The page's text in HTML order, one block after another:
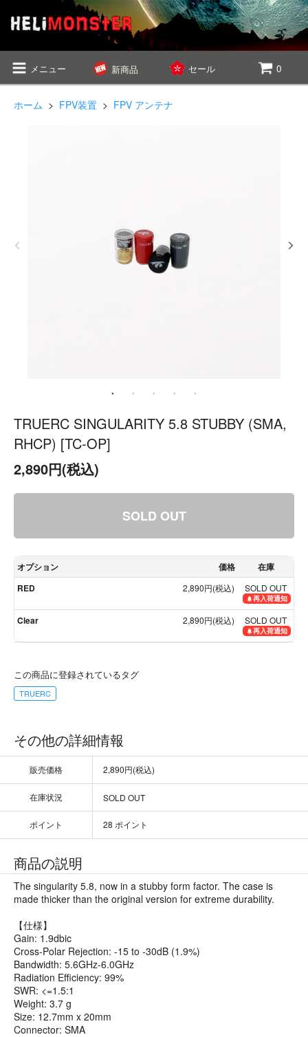
メニュー 新商品 セール 0
ホーム > FPV装置 > FPV アンテナ
TRUERC SINGULARITY 5.8 STUBBY (SMA,
RHCP) [TC-OP]
2,890円(税込)
SOLD OUT
オプション 価格
在庫
RED
2,890円(税込) SOLD OUT
再入荷通知
Clear 2,890円(税込) SOLD OUT
再入荷通知
この商品に登録されているタグ
TRUERC
その他の詳細情報
販売価格 2,890円(税込)
在庫状況 SOLD OUT
ポイント 28 ポイント
商品の説明
The singularity 5.8, now in a stubby form factor. The case is
made thicker than the original version for extreme durability.
【仕様】
Gain: 1.9dbic
Cross-Polar Rejection: -15 to -30dB (1.9%)
Bandwidth: 5.6GHz-6.0GHz
Radiation Efficiency: 99%
SWR: <=1.5:1
Weight: 3.7 g
Size: 12.7mm x 20mm
Connector: SMA